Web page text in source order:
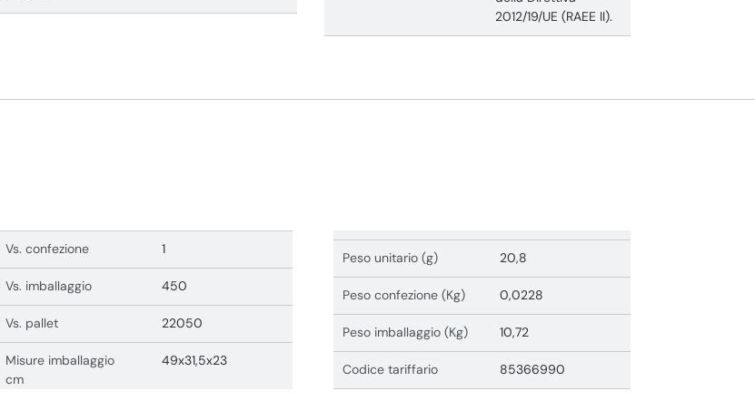
2012/19/UE (RAEE II).
Vs. confezione 1
Vs. imballaggio 450
Vs. pallet 22050
Misure imballaggio
cm
49x31,5x23
Peso unitario (g) 20,8
Peso confezione (Kg) 0,0228
Peso imballaggio (Kg) 10,72
Codice tariffario 85366990